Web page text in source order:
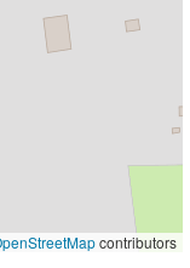
contributors